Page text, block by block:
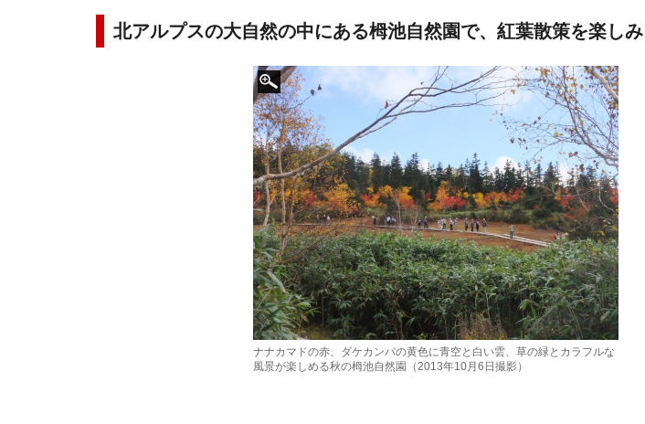
北アルプスの大自然の中にある栂池自然園で、紅葉散策を楽し
ナナカマドの赤、ダケカンバの黄色に青空と白い雲、草の緑とカラフルな
風景が楽しめる秋の栂池自然園（2013年10月6日撮影）